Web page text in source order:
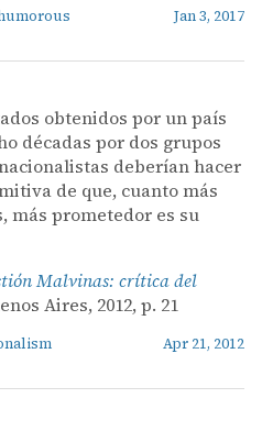
Jan 3, 2017
obtenidos por un país
décadas por dos grupos
deberían hacer
de que, cuanto más
más prometedor es su
Malvinas: crítica del
Aires, 2012, p. 21
Apr 21, 2012